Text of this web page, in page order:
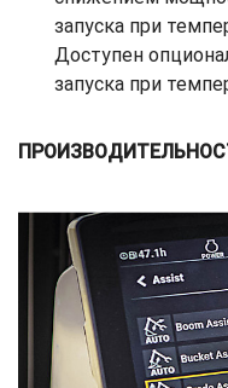
запуска при
Доступен
запуска при